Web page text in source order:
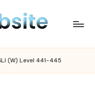
(W) Level 441-445